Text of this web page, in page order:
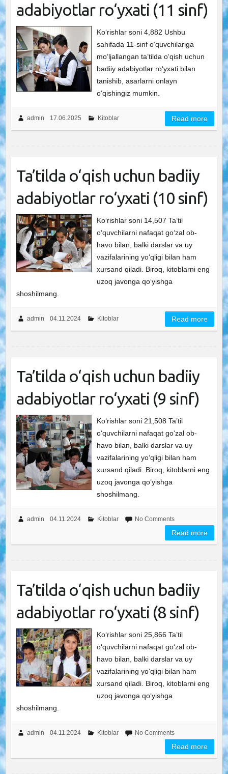
adabiyotlar ro‘yxati (11 sinf)
Ko‘rishlar soni 4,882 Ushbu
sahifada 11-sinf o‘quvchilariga
mo‘ljallangan ta’tilda o‘qish uchun
badiiy adabiyotlar ro‘yxati bilan
tanishib, asarlarni onlayn
o‘qishingiz mumkin.
admin 17.06.2025 Kitoblar Read more
Ta’tilda o‘qish uchun badiiy
adabiyotlar ro‘yxati (10 sinf)
Ko‘rishlar soni 14,507 Ta’til
o‘quvchilarni nafaqat go‘zal ob-
havo bilan, balki darslar va uy
vazifalarining yo‘qligi bilan ham
xursand qiladi. Biroq, kitoblarni eng
uzoq javonga qo‘yishga
shoshilmang.
admin 04.11.2024 Kitoblar Read more
Ta’tilda o‘qish uchun badiiy
adabiyotlar ro‘yxati (9 sinf)
Ko‘rishlar soni 21,508 Ta’til
o‘quvchilarni nafaqat go‘zal ob-
havo bilan, balki darslar va uy
vazifalarining yo‘qligi bilan ham
xursand qiladi. Biroq, kitoblarni eng
uzoq javonga qo‘yishga
shoshilmang.
admin 04.11.2024 Kitoblar No Comments
Read more
Ta’tilda o‘qish uchun badiiy
adabiyotlar ro‘yxati (8 sinf)
Ko‘rishlar soni 25,866 Ta’til
o‘quvchilarni nafaqat go‘zal ob-
havo bilan, balki darslar va uy
vazifalarining yo‘qligi bilan ham
xursand qiladi. Biroq, kitoblarni eng
uzoq javonga qo‘yishga
shoshilmang.
admin 04.11.2024 Kitoblar No Comments
Read more